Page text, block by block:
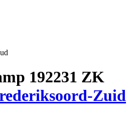
192231 ZK
Zuid